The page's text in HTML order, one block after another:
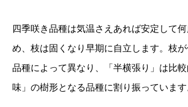
四季咲き品種は気温さえあれば安定して
め、枝は固くなり早期に自立します。枝
品種によって異なり、「半横張り」は比
味」の樹形となる品種に割り振っています